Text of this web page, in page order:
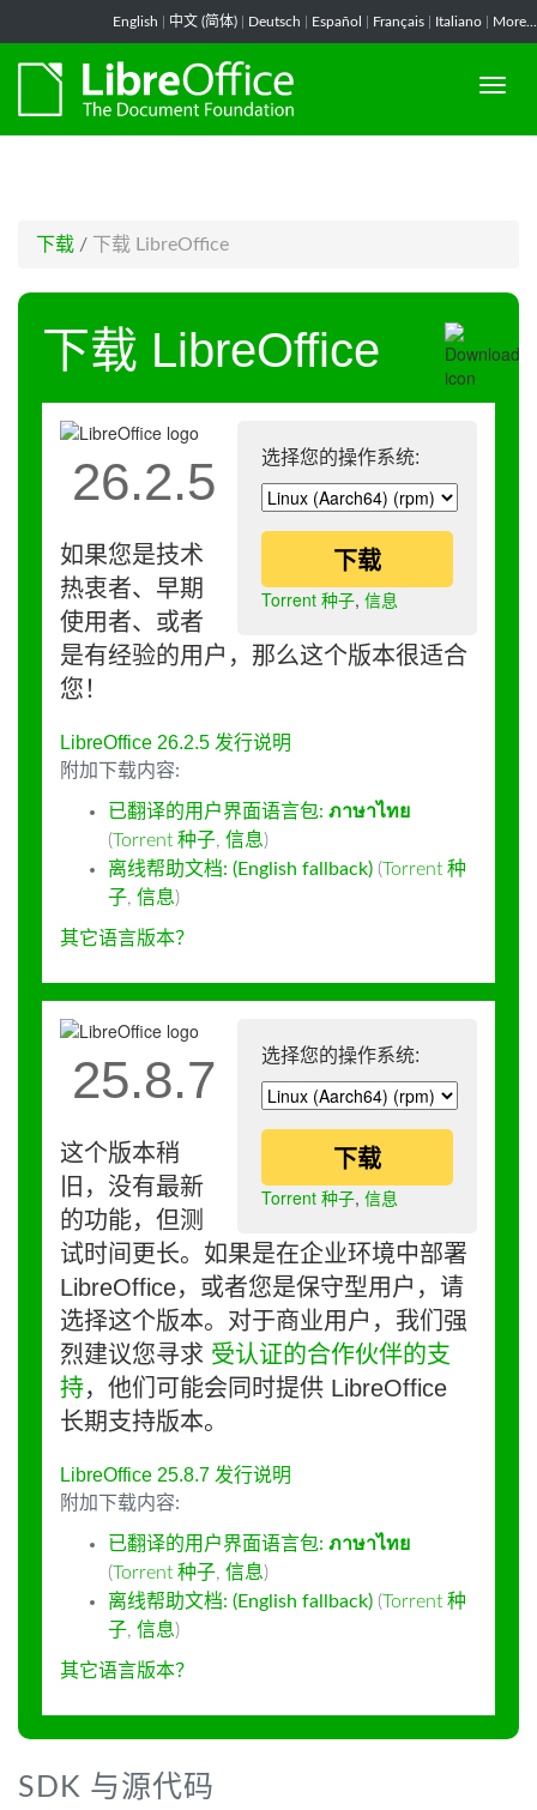
English 中文 (简体) Deutsch Español Français Italiano More...
下载 / 下载 LibreOffice
下载 LibreOffice
选择您的操作系统:
下载
Torrent 种子, 信息
26.2.5
如果您是技术
热衷者、早期
使用者、或者
是有经验的用户，那么这个版本很适合
您！
LibreOffice 26.2.5 发行说明
附加下载内容:
已翻译的用户界面语言包: ภาษาไทย
(Torrent 种子, 信息)
离线帮助文档: (English fallback) (Torrent 种
子, 信息)
其它语言版本？
选择您的操作系统:
下载
Torrent 种子, 信息
25.8.7
这个版本稍
旧，没有最新
的功能，但测
试时间更长。如果是在企业环境中部署
LibreOffice，或者您是保守型用户，请
选择这个版本。对于商业用户，我们强
烈建议您寻求 受认证的合作伙伴的支
持，他们可能会同时提供 LibreOffice
长期支持版本。
LibreOffice 25.8.7 发行说明
附加下载内容:
已翻译的用户界面语言包: ภาษาไทย
(Torrent 种子, 信息)
离线帮助文档: (English fallback) (Torrent 种
子, 信息)
其它语言版本？
SDK 与源代码